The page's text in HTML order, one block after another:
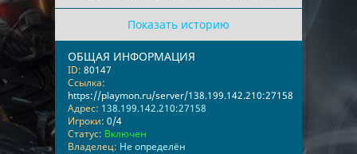
Показать историю
ОБЩАЯ ИНФОРМАЦИЯ
ID: 80147
Ссылка:
https://playmon.ru/server/138.199.142.210:27158
Адрес: 138.199.142.210:27158
Игроки: 0/4
Статус: Включен
Владелец: Не определён